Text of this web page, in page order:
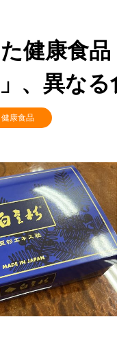
健康食
」、異な
健康食品